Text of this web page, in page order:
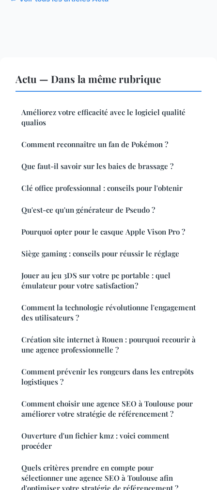
Actu — Dans la même rubrique
Améliorez votre efficacité avec le logiciel qualité
qualios
Comment reconnaître un fan de Pokémon ?
Que faut-il savoir sur les baies de brassage ?
Clé office professionnal : conseils pour l'obtenir
Qu'est-ce qu'un générateur de Pseudo ?
Pourquoi opter pour le casque Apple Vison Pro ?
Siège gaming : conseils pour réussir le réglage
Jouer au jeu 3DS sur votre pc portable : quel
émulateur pour votre satisfaction ?
Comment la technologie révolutionne l'engagement
des utilisateurs ?
Création site internet à Rouen : pourquoi recourir à
une agence professionnelle ?
Comment prévenir les rongeurs dans les entrepôts
logistiques ?
Comment choisir une agence SEO à Toulouse pour
améliorer votre stratégie de référencement ?
Ouverture d'un fichier kmz : voici comment
procéder
Quels critères prendre en compte pour
sélectionner une agence SEO à Toulouse afin
d'optimiser votre stratégie de référencement ?